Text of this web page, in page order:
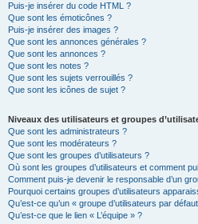
Puis-je insérer du code HTML ?
Que sont les émoticônes ?
Puis-je insérer des images ?
Que sont les annonces générales ?
Que sont les annonces ?
Que sont les notes ?
Que sont les sujets verrouillés ?
Que sont les icônes de sujet ?
Niveaux des utilisateurs et groupes
Que sont les administrateurs ?
Que sont les modérateurs ?
Que sont les groupes d’utilisateurs ?
Où sont les groupes d’utilisateurs et comment
Comment puis-je devenir le responsable d’un
Pourquoi certains groupes d’utilisateurs
Qu’est-ce qu’un « groupe d’utilisateurs par
Qu’est-ce que le lien « L’équipe » ?